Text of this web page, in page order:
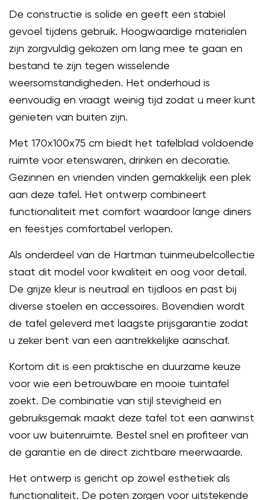
De constructie is solide en geeft een stabiel
gevoel tijdens gebruik. Hoogwaardige materialen
zijn zorgvuldig gekozen om lang mee te gaan en
bestand te zijn tegen wisselende
weersomstandigheden. Het onderhoud is
eenvoudig en vraagt weinig tijd zodat u meer kunt
genieten van buiten zijn.
Met 170x100x75 cm biedt het tafelblad voldoende
ruimte voor etenswaren, drinken en decoratie.
Gezinnen en vrienden vinden gemakkelijk een plek
aan deze tafel. Het ontwerp combineert
functionaliteit met comfort waardoor lange diners
en feestjes comfortabel verlopen.
Als onderdeel van de Hartman tuinmeubelcollectie
staat dit model voor kwaliteit en oog voor detail.
De grijze kleur is neutraal en tijdloos en past bij
diverse stoelen en accessoires. Bovendien wordt
de tafel geleverd met laagste prijsgarantie zodat
u zeker bent van een aantrekkelijke aanschaf.
Kortom dit is een praktische en duurzame keuze
voor wie een betrouwbare en mooie tuintafel
zoekt. De combinatie van stijl stevigheid en
gebruiksgemak maakt deze tafel tot een aanwinst
voor uw buitenruimte. Bestel snel en profiteer van
de garantie en de direct zichtbare meerwaarde.
Het ontwerp is gericht op zowel esthetiek als
functionaliteit. De poten zorgen voor uitstekende